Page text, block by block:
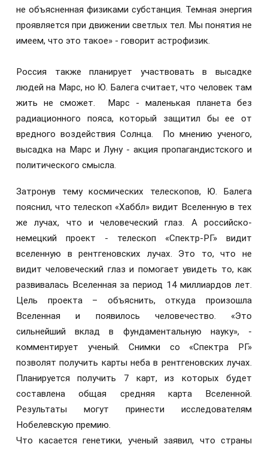
не объясненная физиками субстанция. Темная энергия
проявляется при движении светлых тел. Мы понятия не
имеем, что это такое» - говорит астрофизик.
Россия также планирует участвовать в высадке
людей на Марс, но Ю. Балега считает, что человек там
жить не сможет. Марс - маленькая планета без
радиационного пояса, который защитил бы ее от
вредного воздействия Солнца. По мнению ученого,
высадка на Марс и Луну - акция пропагандистского и
политического смысла.
Затронув тему космических телескопов, Ю. Балега
пояснил, что телескоп «Хаббл» видит Вселенную в тех
же лучах, что и человеческий глаз. А российско-
немецкий проект - телескоп «Спектр-РГ» видит
вселенную в рентгеновских лучах. Это то, что не
видит человеческий глаз и помогает увидеть то, как
развивалась Вселенная за период 14 миллиардов лет.
Цель проекта – объяснить, откуда произошла
Вселенная и появилось человечество. «Это
сильнейший вклад в фундаментальную науку», -
комментирует ученый. Снимки со «Спектра РГ»
позволят получить карты неба в рентгеновских лучах.
Планируется получить 7 карт, из которых будет
составлена общая средняя карта Вселенной.
Результаты могут принести исследователям
Нобелевскую премию.
Что касается генетики, ученый заявил, что страны